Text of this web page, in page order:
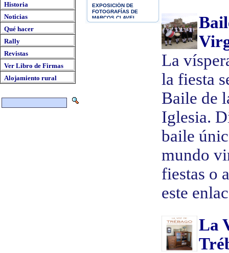
Historia
Noticias
Qué hacer
Rally
Revistas
Ver Libro de Firmas
Alojamiento rural
FOTOGRAFÍAS DE
MARCOS CLAVEL
NATURALEZA SALVAJE
La
la fiesta
Baile de
Iglesia.
baile
mundo
fiestas o
este
La